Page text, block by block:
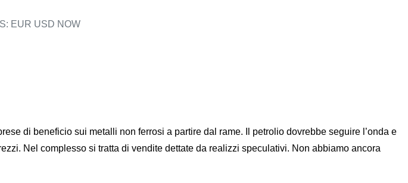
EUR USD NOW
di beneficio sui metalli non ferrosi a partire dal rame. Il petrolio dovrebbe seguire l’onda e
Nel complesso si tratta di vendite dettate da realizzi speculativi. Non abbiamo ancora